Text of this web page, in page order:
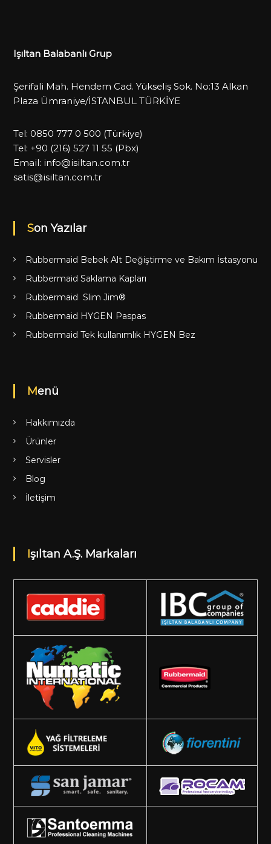
Işıltan Balabanlı Grup
Şerifali Mah. Hendem Cad. Yükseliş Sok. No:13 Alkan
Plaza Ümraniye/İSTANBUL TÜRKİYE
Tel: 0850 777 0 500 (Türkiye)
Tel: +90 (216) 527 11 55 (Pbx)
Email: info@isiltan.com.tr
satis@isiltan.com.tr
Son Yazılar
Rubbermaid Bebek Alt Değiştirme ve Bakım İstasyonu
Rubbermaid Saklama Kapları
Rubbermaid Slim Jim®
Rubbermaid HYGEN Paspas
Rubbermaid Tek kullanımlık HYGEN Bez
Menü
Hakkımızda
Ürünler
Servisler
Blog
İletişim
Işıltan A.Ş. Markaları